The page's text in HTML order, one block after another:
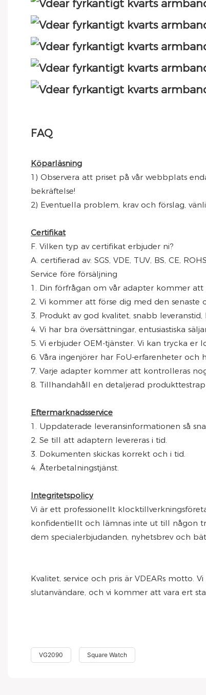
FAQ
Köparläsning
1) Observera att priset på vår webbplats
bekräftelse!
2) Eventuella problem, krav och förslag,
Certifikat
F. Vilken typ av certifikat erbjuder ni?
A. certifierad av: SGS, VDE, TUV, BS, CE,
Service före försäljning
1. Din förfrågan om vår adapter kommer att
2. Vi kommer att förse dig med den
3. Produkt av god kvalitet, snabb
4. Vi har bra översättningar, entusiastiska
5. Vi erbjuder OEM-tjänster. Vi kan trycka
6. Våra ingenjörer har FoU-erfarenheter
7. Varje adapter kommer att kontrolleras
8. Tillhandahåll en detaljerad
Eftermarknadsservice
1. Uppdaterade leveransinformationen så
2. Se till att adaptern levereras i tid.
3. Dokumenten skickas korrekt och i tid.
4. Återbetalningstjänst.
Integritetspolicy
Vi är ett professionellt
konfidentiellt och lämnas inte ut till någon
dem specialerbjudanden, nyhetsbrev och
Kvalitet, service och pris är VDEARs motto.
slutanvändare, och vi kommer att vara ert
VG2090 Square Watch